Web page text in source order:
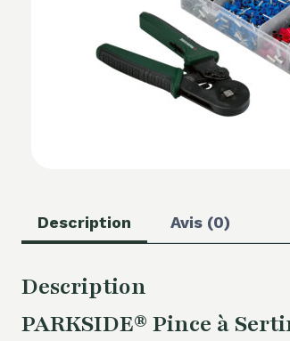
Description Avis (0)
Description
PARKSIDE® Pince à